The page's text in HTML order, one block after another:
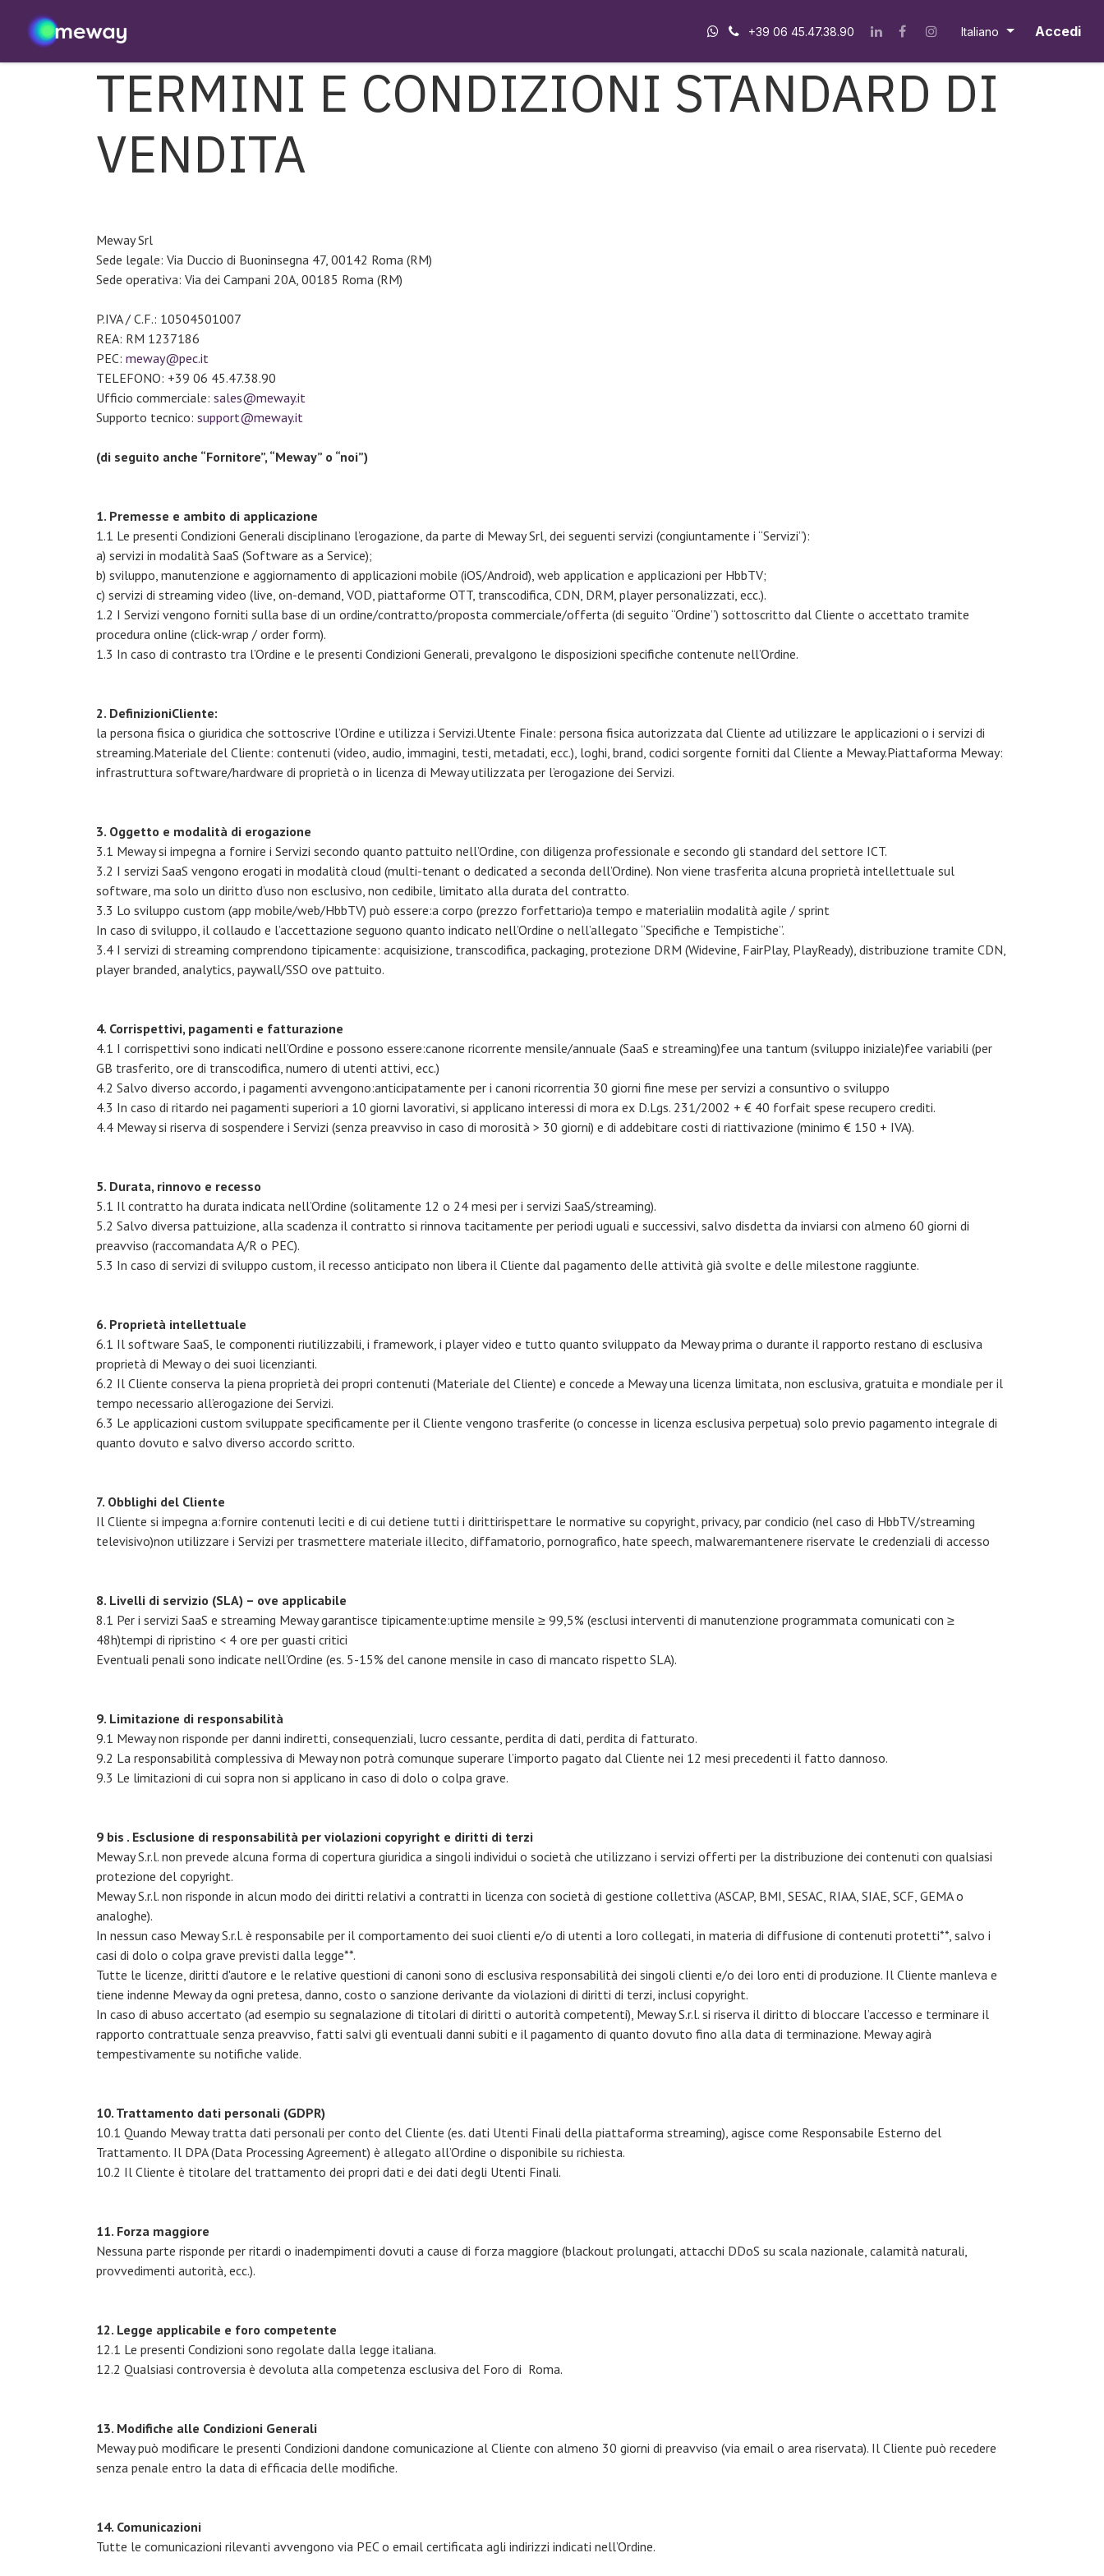
+39 06 45.47.38.90 Italiano Accedi
TERMINI E CONDIZIONI STANDARD DI
VENDITA
Meway Srl
Sede legale: Via Duccio di Buoninsegna 47, 00142 Roma (RM)
Sede operativa: Via dei Campani 20A, 00185 Roma (RM)
P.IVA / C.F.: 10504501007
REA: RM 1237186
PEC: meway@pec.it
TELEFONO: +39 06 45.47.38.90
Ufficio commerciale: sales@meway.it
Supporto tecnico: support@meway.it
(di seguito anche “Fornitore”, “Meway” o “noi”)
1. Premesse e ambito di applicazione
1.1 Le presenti Condizioni Generali disciplinano l’erogazione, da parte di Meway Srl, dei seguenti servizi (congiuntamente i “Servizi”):
a) servizi in modalità SaaS (Software as a Service);
b) sviluppo, manutenzione e aggiornamento di applicazioni mobile (iOS/Android), web application e applicazioni per HbbTV;
c) servizi di streaming video (live, on-demand, VOD, piattaforme OTT, transcodifica, CDN, DRM, player personalizzati, ecc.).
1.2 I Servizi vengono forniti sulla base di un ordine/contratto/proposta commerciale/offerta (di seguito “Ordine”) sottoscritto dal Cliente o accettato tramite
procedura online (click-wrap / order form).
1.3 In caso di contrasto tra l’Ordine e le presenti Condizioni Generali, prevalgono le disposizioni specifiche contenute nell’Ordine.
2. DefinizioniCliente:
la persona fisica o giuridica che sottoscrive l’Ordine e utilizza i Servizi.Utente Finale: persona fisica autorizzata dal Cliente ad utilizzare le applicazioni o i servizi di
streaming.Materiale del Cliente: contenuti (video, audio, immagini, testi, metadati, ecc.), loghi, brand, codici sorgente forniti dal Cliente a Meway.Piattaforma Meway:
infrastruttura software/hardware di proprietà o in licenza di Meway utilizzata per l’erogazione dei Servizi.
3. Oggetto e modalità di erogazione
3.1 Meway si impegna a fornire i Servizi secondo quanto pattuito nell’Ordine, con diligenza professionale e secondo gli standard del settore ICT.
3.2 I servizi SaaS vengono erogati in modalità cloud (multi-tenant o dedicated a seconda dell’Ordine). Non viene trasferita alcuna proprietà intellettuale sul
software, ma solo un diritto d’uso non esclusivo, non cedibile, limitato alla durata del contratto.
3.3 Lo sviluppo custom (app mobile/web/HbbTV) può essere:a corpo (prezzo forfettario)a tempo e materialiin modalità agile / sprint
In caso di sviluppo, il collaudo e l’accettazione seguono quanto indicato nell’Ordine o nell’allegato “Specifiche e Tempistiche”.
3.4 I servizi di streaming comprendono tipicamente: acquisizione, transcodifica, packaging, protezione DRM (Widevine, FairPlay, PlayReady), distribuzione tramite CDN,
player branded, analytics, paywall/SSO ove pattuito.
4. Corrispettivi, pagamenti e fatturazione
4.1 I corrispettivi sono indicati nell’Ordine e possono essere:canone ricorrente mensile/annuale (SaaS e streaming)fee una tantum (sviluppo iniziale)fee variabili (per
GB trasferito, ore di transcodifica, numero di utenti attivi, ecc.)
4.2 Salvo diverso accordo, i pagamenti avvengono:anticipatamente per i canoni ricorrentia 30 giorni fine mese per servizi a consuntivo o sviluppo
4.3 In caso di ritardo nei pagamenti superiori a 10 giorni lavorativi, si applicano interessi di mora ex D.Lgs. 231/2002 + € 40 forfait spese recupero crediti.
4.4 Meway si riserva di sospendere i Servizi (senza preavviso in caso di morosità > 30 giorni) e di addebitare costi di riattivazione (minimo € 150 + IVA).
5. Durata, rinnovo e recesso
5.1 Il contratto ha durata indicata nell’Ordine (solitamente 12 o 24 mesi per i servizi SaaS/streaming).
5.2 Salvo diversa pattuizione, alla scadenza il contratto si rinnova tacitamente per periodi uguali e successivi, salvo disdetta da inviarsi con almeno 60 giorni di
preavviso (raccomandata A/R o PEC).
5.3 In caso di servizi di sviluppo custom, il recesso anticipato non libera il Cliente dal pagamento delle attività già svolte e delle milestone raggiunte.
6. Proprietà intellettuale
6.1 Il software SaaS, le componenti riutilizzabili, i framework, i player video e tutto quanto sviluppato da Meway prima o durante il rapporto restano di esclusiva
proprietà di Meway o dei suoi licenzianti.
6.2 Il Cliente conserva la piena proprietà dei propri contenuti (Materiale del Cliente) e concede a Meway una licenza limitata, non esclusiva, gratuita e mondiale per il
tempo necessario all’erogazione dei Servizi.
6.3 Le applicazioni custom sviluppate specificamente per il Cliente vengono trasferite (o concesse in licenza esclusiva perpetua) solo previo pagamento integrale di
quanto dovuto e salvo diverso accordo scritto.
7. Obblighi del Cliente
Il Cliente si impegna a:fornire contenuti leciti e di cui detiene tutti i dirittirispettare le normative su copyright, privacy, par condicio (nel caso di HbbTV/streaming
televisivo)non utilizzare i Servizi per trasmettere materiale illecito, diffamatorio, pornografico, hate speech, malwaremantenere riservate le credenziali di accesso
8. Livelli di servizio (SLA) – ove applicabile
8.1 Per i servizi SaaS e streaming Meway garantisce tipicamente:uptime mensile ≥ 99,5% (esclusi interventi di manutenzione programmata comunicati con ≥
48h)tempi di ripristino < 4 ore per guasti critici
Eventuali penali sono indicate nell’Ordine (es. 5-15% del canone mensile in caso di mancato rispetto SLA).
9. Limitazione di responsabilità
9.1 Meway non risponde per danni indiretti, consequenziali, lucro cessante, perdita di dati, perdita di fatturato.
9.2 La responsabilità complessiva di Meway non potrà comunque superare l’importo pagato dal Cliente nei 12 mesi precedenti il fatto dannoso.
9.3 Le limitazioni di cui sopra non si applicano in caso di dolo o colpa grave.
9 bis . Esclusione di responsabilità per violazioni copyright e diritti di terzi
Meway S.r.l. non prevede alcuna forma di copertura giuridica a singoli individui o società che utilizzano i servizi offerti per la distribuzione dei contenuti con qualsiasi
protezione del copyright.
Meway S.r.l. non risponde in alcun modo dei diritti relativi a contratti in licenza con società di gestione collettiva (ASCAP, BMI, SESAC, RIAA, SIAE, SCF, GEMA o
analoghe).
In nessun caso Meway S.r.l. è responsabile per il comportamento dei suoi clienti e/o di utenti a loro collegati, in materia di diffusione di contenuti protetti**, salvo i
casi di dolo o colpa grave previsti dalla legge**.
Tutte le licenze, diritti d'autore e le relative questioni di canoni sono di esclusiva responsabilità dei singoli clienti e/o dei loro enti di produzione. Il Cliente manleva e
tiene indenne Meway da ogni pretesa, danno, costo o sanzione derivante da violazioni di diritti di terzi, inclusi copyright.
In caso di abuso accertato (ad esempio su segnalazione di titolari di diritti o autorità competenti), Meway S.r.l. si riserva il diritto di bloccare l’accesso e terminare il
rapporto contrattuale senza preavviso, fatti salvi gli eventuali danni subiti e il pagamento di quanto dovuto fino alla data di terminazione. Meway agirà
tempestivamente su notifiche valide.
10. Trattamento dati personali (GDPR)
10.1 Quando Meway tratta dati personali per conto del Cliente (es. dati Utenti Finali della piattaforma streaming), agisce come Responsabile Esterno del
Trattamento. Il DPA (Data Processing Agreement) è allegato all’Ordine o disponibile su richiesta.
10.2 Il Cliente è titolare del trattamento dei propri dati e dei dati degli Utenti Finali.
11. Forza maggiore
Nessuna parte risponde per ritardi o inadempimenti dovuti a cause di forza maggiore (blackout prolungati, attacchi DDoS su scala nazionale, calamità naturali,
provvedimenti autorità, ecc.).
12. Legge applicabile e foro competente
12.1 Le presenti Condizioni sono regolate dalla legge italiana.
12.2 Qualsiasi controversia è devoluta alla competenza esclusiva del Foro di Roma.
13. Modifiche alle Condizioni Generali
Meway può modificare le presenti Condizioni dandone comunicazione al Cliente con almeno 30 giorni di preavviso (via email o area riservata). Il Cliente può recedere
senza penale entro la data di efficacia delle modifiche.
14. Comunicazioni
Tutte le comunicazioni rilevanti avvengono via PEC o email certificata agli indirizzi indicati nell’Ordine.